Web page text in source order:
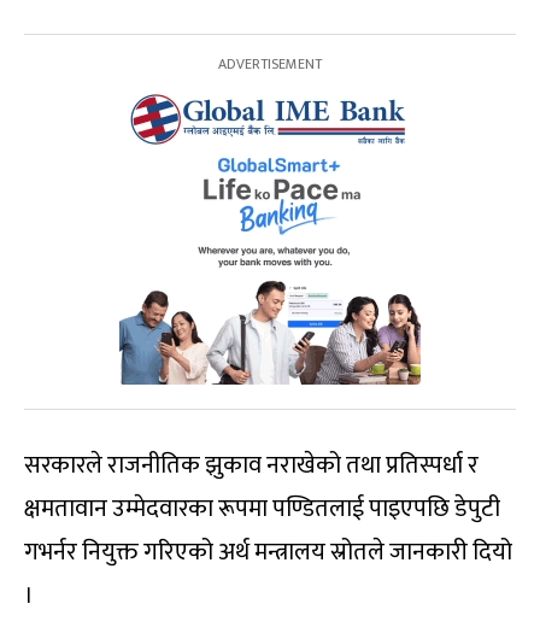
सरकारले राजनीतिक झुकाव नराखेको तथा प्रतिस्पर्धा र
क्षमतावान उम्मेदवारका रूपमा पण्डितलाई पाइएपछि डेपुटी
गभर्नर नियुक्त गरिएको अर्थ मन्त्रालय स्रोतले जानकारी दियो
।